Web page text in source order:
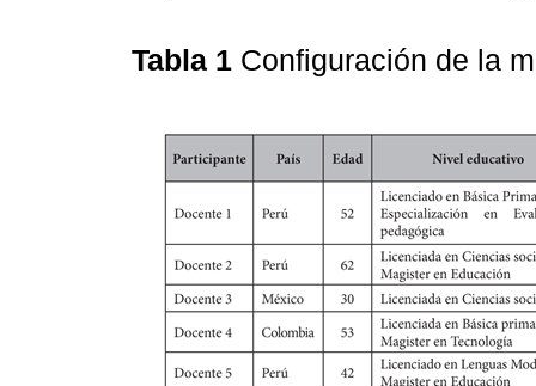
Tabla 1 Configuración de la